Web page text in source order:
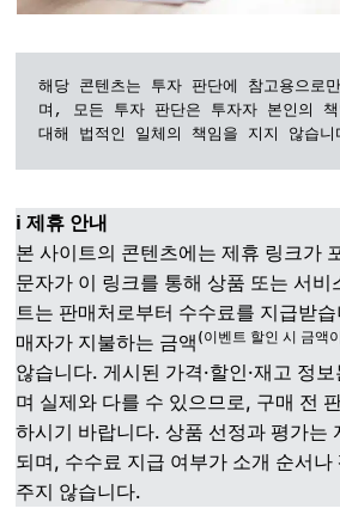
해당 콘텐츠는 투자 판단에 참고용으로
며, 모든 투자 판단은 투자자 본인의 책
대해 법적인 일체의 책임을 지지 않습니
ℹ️ 제휴 안내
본 사이트의 콘텐츠에는 제휴 링크가
문자가 이 링크를 통해 상품 또는 서비
트는 판매처로부터 수수료를 지급받
매자가 지불하는 금액 (이벤트 할인 시 금액
않습니다. 게시된 가격·할인·재고 정
며 실제와 다를 수 있으므로, 구매 전
하시기 바랍니다. 상품 선정과 평가는
되며, 수수료 지급 여부가 소개 순서나
주지 않습니다.